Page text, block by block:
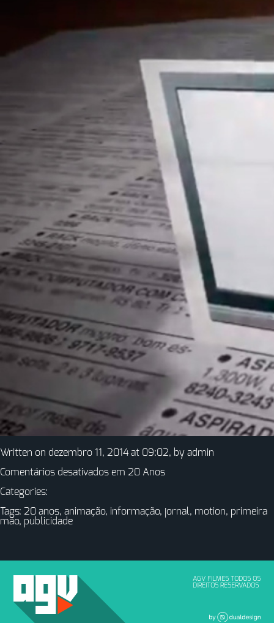
Written on dezembro 11, 2014 at 09:02, by admin
Comentários desativados em 20 Anos
Categories:
Tags: 20 anos, animação, informação, jornal, motion, primeira
mão, publicidade
AGV FILMES TODOS OS
DIREITOS RESERVADOS